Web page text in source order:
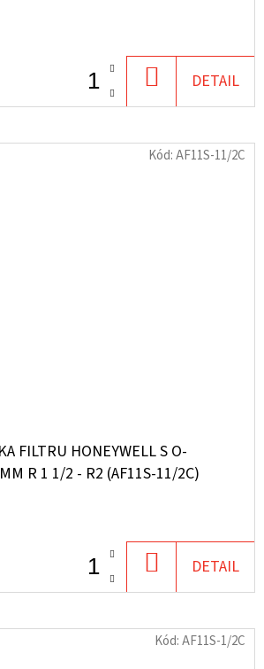
KOŠÍKU
DETAIL
FILTRU HONEYWELL S O-
R 1 1/2 - R2 (AF11S-11/2C)
KOŠÍKU
DETAIL
Kód:AF11S-11/2C
Kód:AF11S-1/2C